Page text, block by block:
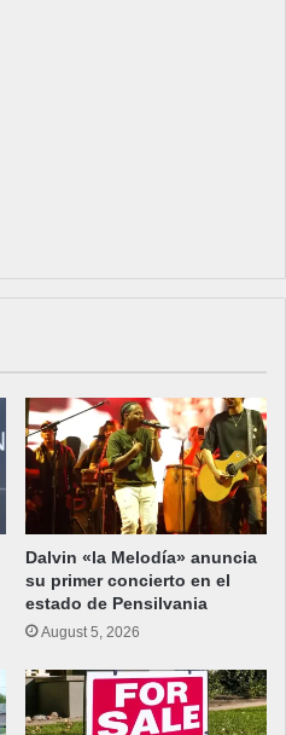
Dalvin «la Melodía» anuncia
su primer concierto en el
estado de Pensilvania
August 5, 2026